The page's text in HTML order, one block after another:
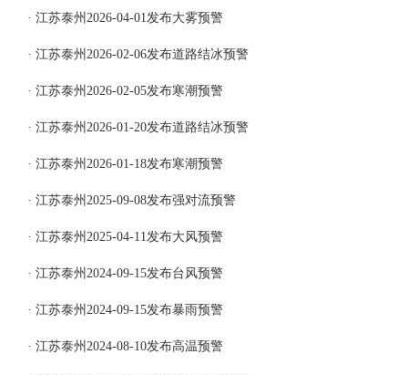
· 江苏泰州2026-04-01发布大雾预警
· 江苏泰州2026-02-06发布道路结冰预警
· 江苏泰州2026-02-05发布寒潮预警
· 江苏泰州2026-01-20发布道路结冰预警
· 江苏泰州2026-01-18发布寒潮预警
· 江苏泰州2025-09-08发布强对流预警
· 江苏泰州2025-04-11发布大风预警
· 江苏泰州2024-09-15发布台风预警
· 江苏泰州2024-09-15发布暴雨预警
· 江苏泰州2024-08-10发布高温预警